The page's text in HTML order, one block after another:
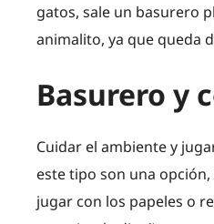
gatos, sale un basurero
animalito, ya que queda
Basurero y
Cuidar el ambiente y
este tipo son una
jugar con los papeles o